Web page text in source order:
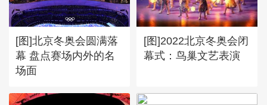
[图]北京冬奥会圆满落
幕 盘点赛场内外的名
场面
[图]2022北京冬奥会闭
幕式：鸟巢文艺表演